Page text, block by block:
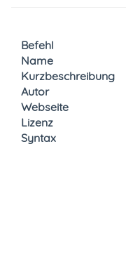
Befehl
Name
Kurzbeschreibung
Autor
Webseite
Lizenz
Syntax